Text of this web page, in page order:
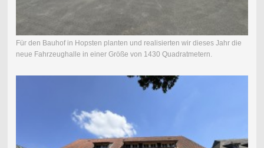
Für den Bauhof in Hopsten planten und realisierten wir dieses Jahr die
neue Fahrzeughalle in einer Größe von 1430 Quadratmetern.